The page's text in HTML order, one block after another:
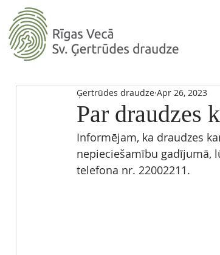
Par draudzes
Ģertrūdes draudze Apr 26, 2023
Informējam, ka draudzes
nepieciešamību gadījumā,
telefona nr. 22002211.